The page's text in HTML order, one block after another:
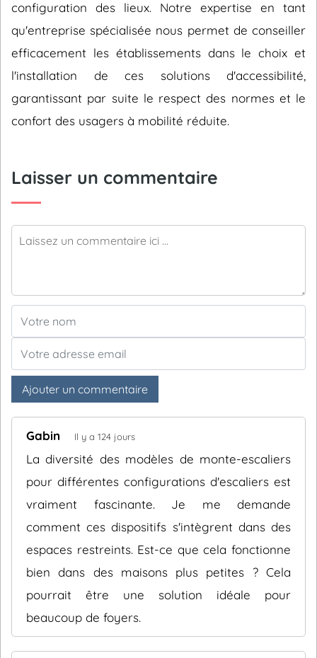
configuration des lieux. Notre expertise en tant
qu'entreprise spécialisée nous permet de conseiller
efficacement les établissements dans le choix et
l'installation de ces solutions d'accessibilité,
garantissant par suite le respect des normes et le
confort des usagers à mobilité réduite.
Laisser un commentaire
Ajouter un commentaire
Gabin Il y a 124 jours
La diversité des modèles de monte-escaliers
pour différentes configurations d'escaliers est
vraiment fascinante. Je me demande
comment ces dispositifs s'intègrent dans des
espaces restreints. Est-ce que cela fonctionne
bien dans des maisons plus petites ? Cela
pourrait être une solution idéale pour
beaucoup de foyers.